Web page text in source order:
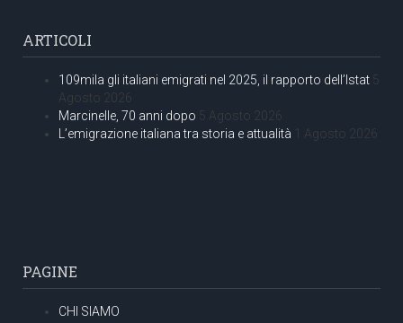
ARTICOLI
109mila gli italiani emigrati nel 2025, il rapporto dell’Istat 5
Agosto 2026
Marcinelle, 70 anni dopo 5 Agosto 2026
L’emigrazione italiana tra storia e attualità 1 Agosto 2026
PAGINE
CHI SIAMO